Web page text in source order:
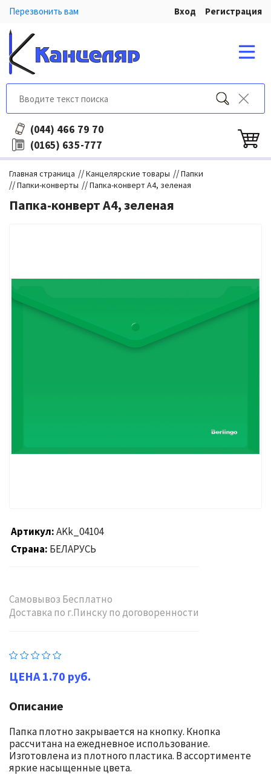
Перезвонить вам Вход Регистрация
(044) 466 79 70
(0165) 635-777
Главная страница //Канцелярские товары //Папки
//Папки-конверты //Папка-конверт A4, зеленая
Папка-конверт A4, зеленая
Артикул AKk_04104
Страна БЕЛАРУСЬ
Самовывоз Бесплатно
Доставка по г.Пинску по договоренности
1.70 руб.
Описание
Папка плотно закрывается на кнопку. Кнопка
рассчитана на ежедневное использование.
Изготовлена из плотного пластика. В ассортименте
яркие насыщенные цвета.